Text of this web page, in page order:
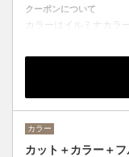
クーポンについて
カラーはイルミナカラ
デザインに乗ってベス
ヘッドスパは２０分の
カラー
カット＋カラー＋